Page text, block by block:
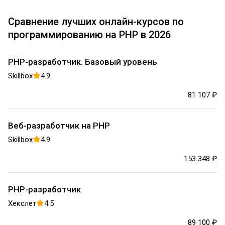
Сравнение лучших онлайн-курсов по
программированию на PHP в 2026
PHP-разработчик. Базовый уровень
Skillbox 4.9
81 107 ₽
Веб-разработчик на PHP
Skillbox 4.9
153 348 ₽
PHP-разработчик
Хекслет 4.5
89 100 ₽